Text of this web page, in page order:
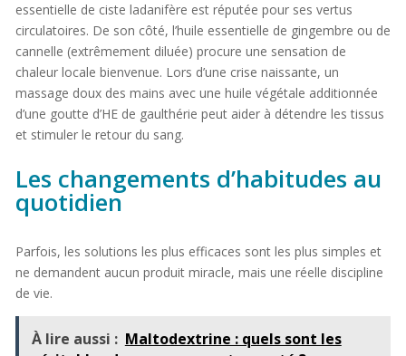
essentielle de ciste ladanifère est réputée pour ses vertus
circulatoires. De son côté, l’huile essentielle de gingembre ou de
cannelle (extrêmement diluée) procure une sensation de
chaleur locale bienvenue. Lors d’une crise naissante, un
massage doux des mains avec une huile végétale additionnée
d’une goutte d’HE de gaulthérie peut aider à détendre les tissus
et stimuler le retour du sang.
Les changements d’habitudes au
quotidien
Parfois, les solutions les plus efficaces sont les plus simples et
ne demandent aucun produit miracle, mais une réelle discipline
de vie.
À lire aussi : Maltodextrine : quels sont les